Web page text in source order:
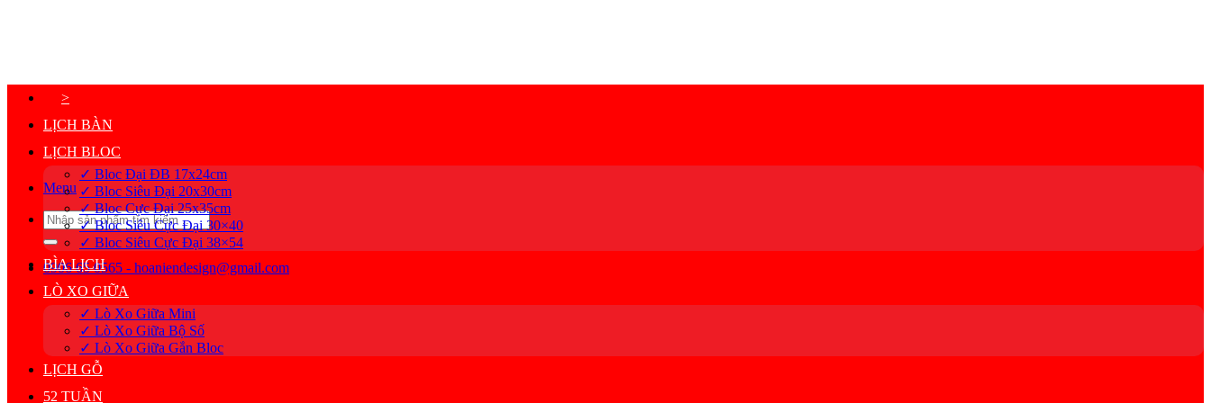
Menu
Tìm
kiếm:
0906 65 0565 - hoaniendesign@gmail.com
>
LỊCH BÀN
LỊCH BLOC
✓ Bloc Đại ĐB 17x24cm
✓ Bloc Siêu Đại 20x30cm
✓ Bloc Cực Đại 25x35cm
✓ Bloc Siêu Cực Đại 30×40
✓ Bloc Siêu Cực Đại 38×54
BÌA LỊCH
LÒ XO GIỮA
✓ Lò Xo Giữa Mini
✓ Lò Xo Giữa Bộ Số
✓ Lò Xo Giữa Gắn Bloc
LỊCH GỖ
52 TUẦN